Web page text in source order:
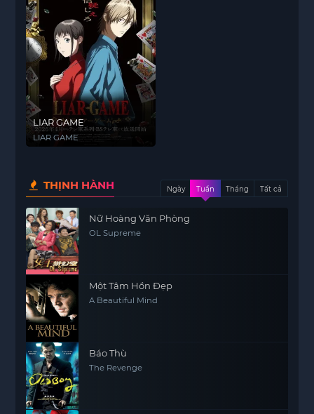
LIAR GAME
LIAR GAME
THỊNH HÀNH Ngày Tuần Tháng Tất cả
Nữ Hoàng Văn Phòng
OL Supreme
Một Tâm Hồn Đẹp
A Beautiful Mind
Báo Thù
The Revenge